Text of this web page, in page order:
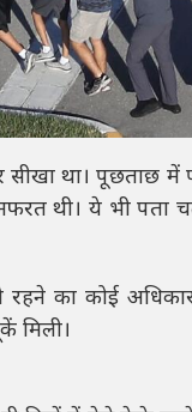
था। पूछताछ में
थी। ये भी पता
रहने का कोई
मिली।